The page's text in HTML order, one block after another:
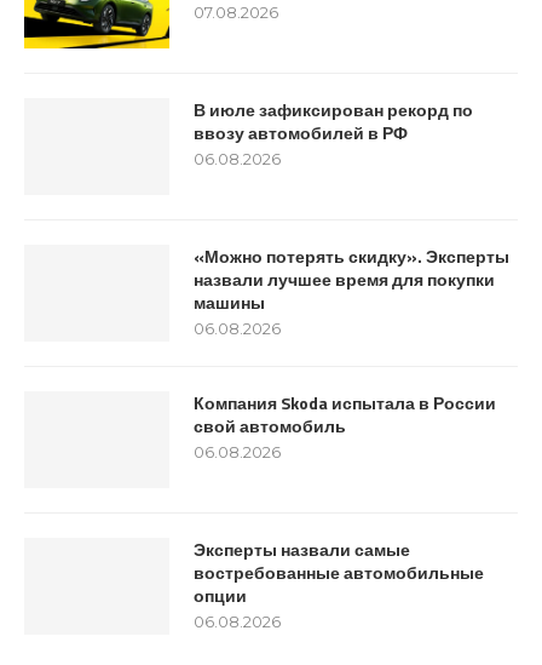
07.08.2026
В июле зафиксирован рекорд по
ввозу автомобилей в РФ
06.08.2026
«Можно потерять скидку». Эксперты
назвали лучшее время для покупки
машины
06.08.2026
Компания Skoda испытала в России
свой автомобиль
06.08.2026
Эксперты назвали самые
востребованные автомобильные
опции
06.08.2026